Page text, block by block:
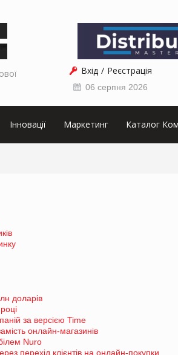
Вхід Реєстрація
06 серпня 2026
Інновації Маркетинг Каталог
доларів
за версією Time
онлайн-магазинів
Nuro
перехід клієнтів на онлайн-покупки